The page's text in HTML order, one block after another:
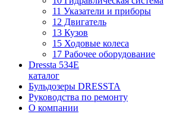
11 Указатели и приборы
12 Двигатель
13 Кузов
15 Ходовые колеса
17 Рабочее оборудование
Dressta 534E
каталог
Бульдозеры DRESSTA
Руководства по ремонту
О компании